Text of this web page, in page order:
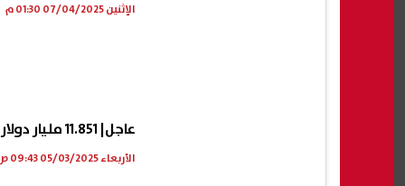
الإثنين 07/04/2025 01:30 م
عاجل| 11.851 مليار دولار.. احتياطي الذهب لدى "المركزي" يسجل رقما قياسيا
الأربعاء 05/03/2025 09:43 ص